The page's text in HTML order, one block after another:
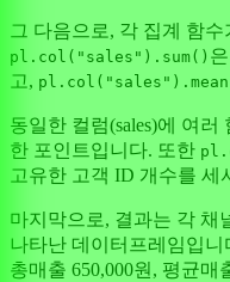
그 다음으로, 각 집계 함
pl.col("sales").sum()
고,
동일한 컬럼(sales)에 여
한 포인트입니다. 또한
고유한 고객 ID 개수를 세
마지막으로, 결과는 각 채
나타난 데이터프레임입
총매출 650,000원, 평균매